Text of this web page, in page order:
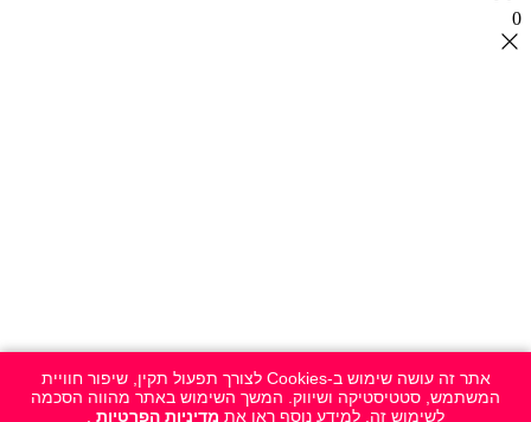
אתר זה עושה שימוש ב-Cookies לצורך תפעול תקין, שיפור חוויית
המשתמש, סטטיסטיקה ושיווק. המשך השימוש באתר מהווה הסכמה
לשימוש זה. למידע נוסף ראו את מדיניות הפרטיות
0